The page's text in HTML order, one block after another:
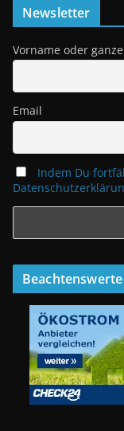
Newsletter
Vorname oder
Email
Indem Du